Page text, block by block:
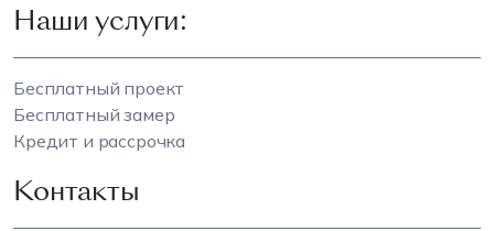
Наши услуги:
Бесплатный проект
Бесплатный замер
Кредит и рассрочка
Контакты